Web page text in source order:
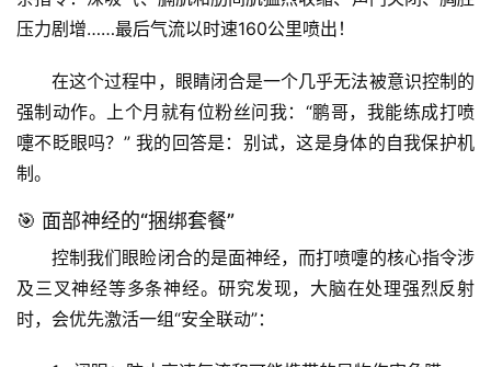
压力剧增……最后气流以时速160公里喷出！
在这个过程中， 眼睛闭合是一个几乎无法被意识控制的
强制动作。上个月就有位粉丝问我：“鹏哥，我能练成打喷
嚏不眨眼吗？” 我的回答是：别试，这是身体的自我保护机
制。
🎯 面部神经的“捆绑套餐”
控制我们眼睑闭合的是面神经，而打喷嚏的核心指令涉
及三叉神经等多条神经。研究发现，大脑在处理强烈反射
时，会优先激活一组“安全联动”：